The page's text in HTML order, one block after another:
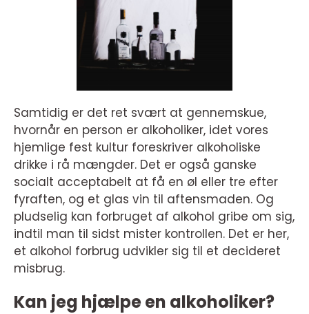
Samtidig er det ret svært at gennemskue,
hvornår en person er alkoholiker, idet vores
hjemlige fest kultur foreskriver alkoholiske
drikke i rå mængder. Det er også ganske
socialt acceptabelt at få en øl eller tre efter
fyraften, og et glas vin til aftensmaden. Og
pludselig kan forbruget af alkohol gribe om sig,
indtil man til sidst mister kontrollen. Det er her,
et alkohol forbrug udvikler sig til et decideret
misbrug.
Kan jeg hjælpe en alkoholiker?